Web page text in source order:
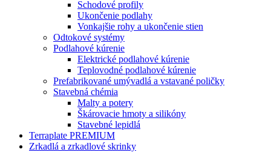
Schodové profily
Ukončenie podlahy
Vonkajšie rohy a ukončenie stien
Odtokové systémy
Podlahové kúrenie
Elektrické podlahové kúrenie
Teplovodné podlahové kúrenie
Prefabrikované umývadlá a vstavané poličky
Stavebná chémia
Malty a potery
Škárovacie hmoty a silikóny
Stavebné lepidlá
Terraplate PREMIUM
Zrkadlá a zrkadlové skrinky